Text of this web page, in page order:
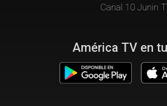
Canal 10 Junin
América TV en